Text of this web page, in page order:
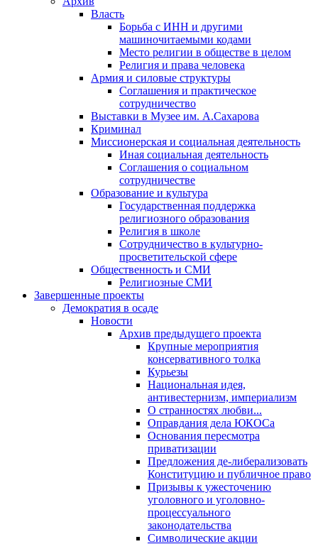
Власть
Борьба с ИНН и другими
машиночитаемыми кодами
Место религии в обществе в целом
Религия и права человека
Армия и силовые структуры
Соглашения и практическое
сотрудничество
Выставки в Музее им. А.Сахарова
Криминал
Миссионерская и социальная деятельность
Иная социальная деятельность
Соглашения о социальном
сотрудничестве
Образование и культура
Государственная поддержка
религиозного образования
Религия в школе
Сотрудничество в культурно-
просветительской сфере
Общественность и СМИ
Религиозные СМИ
Завершенные проекты
Демократия в осаде
Новости
Архив предыдущего проекта
Крупные мероприятия
консервативного толка
Курьезы
Национальная идея,
антивестернизм, империализм
О странностях любви...
Оправдания дела ЮКОСа
Основания пересмотра
приватизации
Предложения де-либерализовать
Конституцию и публичное право
Призывы к ужесточению
уголовного и уголовно-
процессуального
законодательства
Символические акции